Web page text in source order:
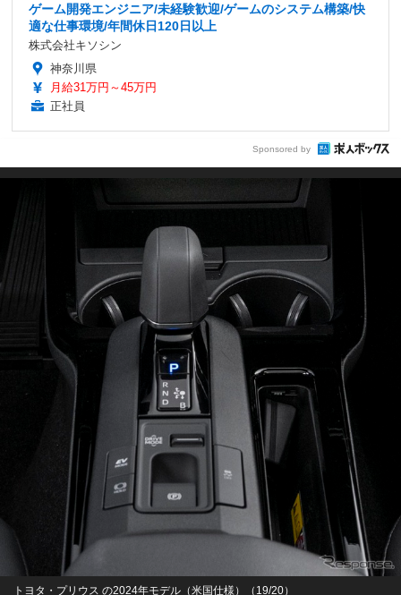
ゲーム開発エンジニア/未経験歓迎/ゲームのシステム構築/快
適な仕事環境/年間休日120日以上
株式会社キソシン
神奈川県
月給31万円～45万円
正社員
Sponsored by
トヨタ・プリウス の2024年モデル（米国仕様）（19/20）